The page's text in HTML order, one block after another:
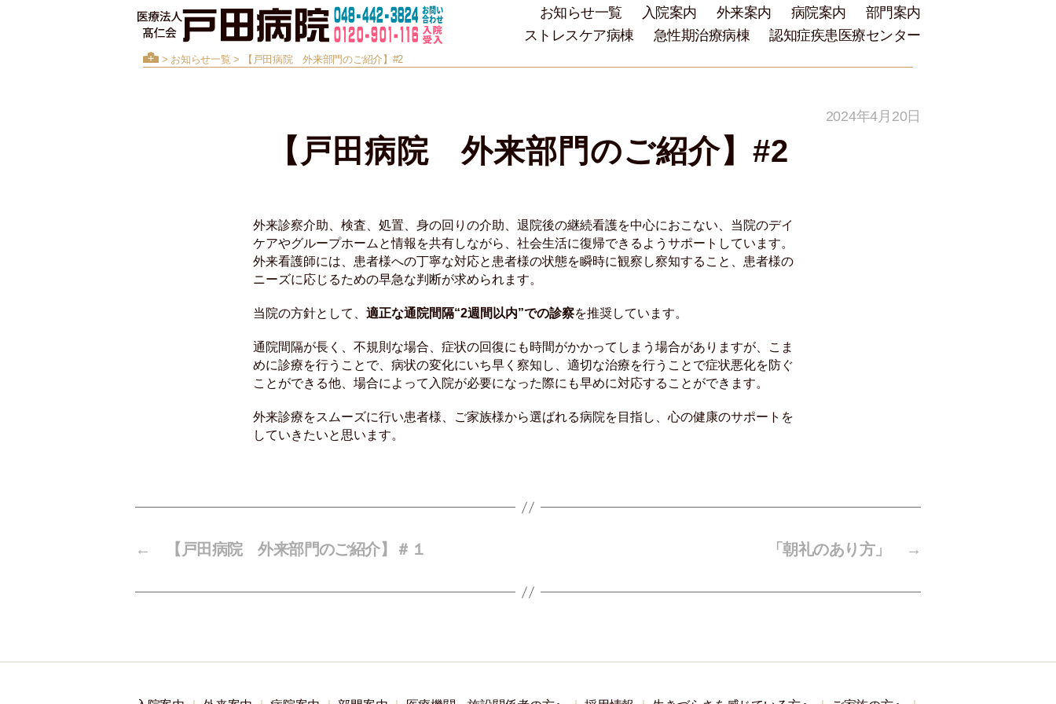
お知らせ一覧 入院案内 外来案内 病院案内
部門案内
ストレスケア病棟
急性期治療病棟 認知症疾患医療センター
> お知らせ一覧 > 【戸田病院 外来部門のご紹介】#2
2024年4月20日
【戸田病院 外来部門のご紹介】#2
外来診察介助、検査、処置、身の回りの介助、退院後の継続看護を中心におこない、当院のデイ
ケアやグループホームと情報を共有しながら、社会生活に復帰できるようサポートしています。
外来看護師には、患者様への丁寧な対応と患者様の状態を瞬時に観察し察知すること、患者様の
ニーズに応じるための早急な判断が求められます。
当院の方針として、 適正な通院間隔“2週間以内”での診察を推奨しています。
通院間隔が長く、不規則な場合、症状の回復にも時間がかかってしまう場合がありますが、こま
めに診療を行うことで、病状の変化にいち早く察知し、適切な治療を行うことで症状悪化を防ぐ
ことができる他、場合によって入院が必要になった際にも早めに対応することができます。
外来診療をスムーズに行い患者様、ご家族様から選ばれる病院を目指し、心の健康のサポートを
していきたいと思います。
← 【戸田病院 外来部門のご紹介】＃１ →
「朝礼のあり方」